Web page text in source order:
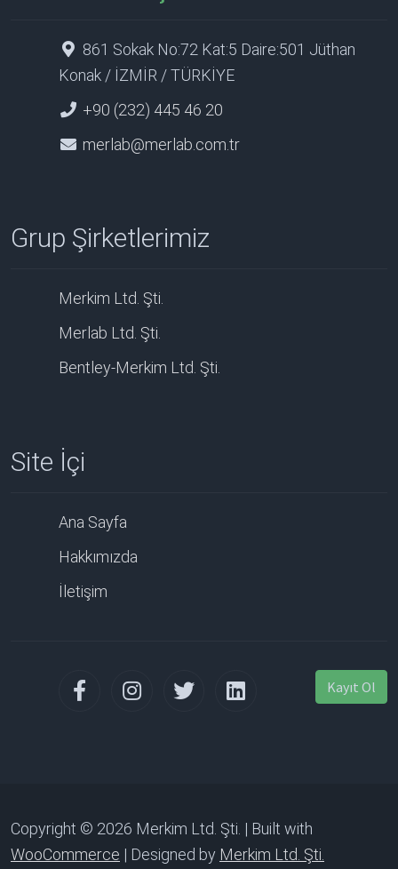
861 Sokak No:72 Kat:5 Daire:501 Jüthan
Konak / İZMİR / TÜRKİYE
+90 (232) 445 46 20
merlab@merlab.com.tr
Grup Şirketlerimiz
Merkim Ltd. Şti.
Merlab Ltd. Şti.
Bentley-Merkim Ltd. Şti.
Site İçi
Ana Sayfa
Hakkımızda
İletişim
Kayıt Ol
Copyright © 2026 Merkim Ltd. Şti. | Built with
WooCommerce | Designed by Merkim Ltd. Şti.